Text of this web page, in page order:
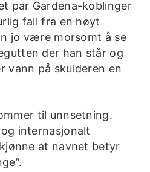
par Gardena-koblinger
fall fra en høyt
jo være morsomt å se
der han står og
vann på skulderen en
til unnsetning.
internasjonalt
at navnet betyr